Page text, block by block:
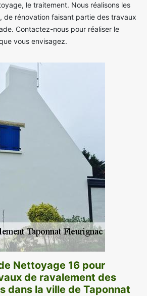
le traitement. Nous réalisons les
de rénovation faisant partie des travaux
Contactez-nous pour réaliser le
vous envisagez.
Nettoyage 16 pour
de ravalement des
dans la ville de Taponnat